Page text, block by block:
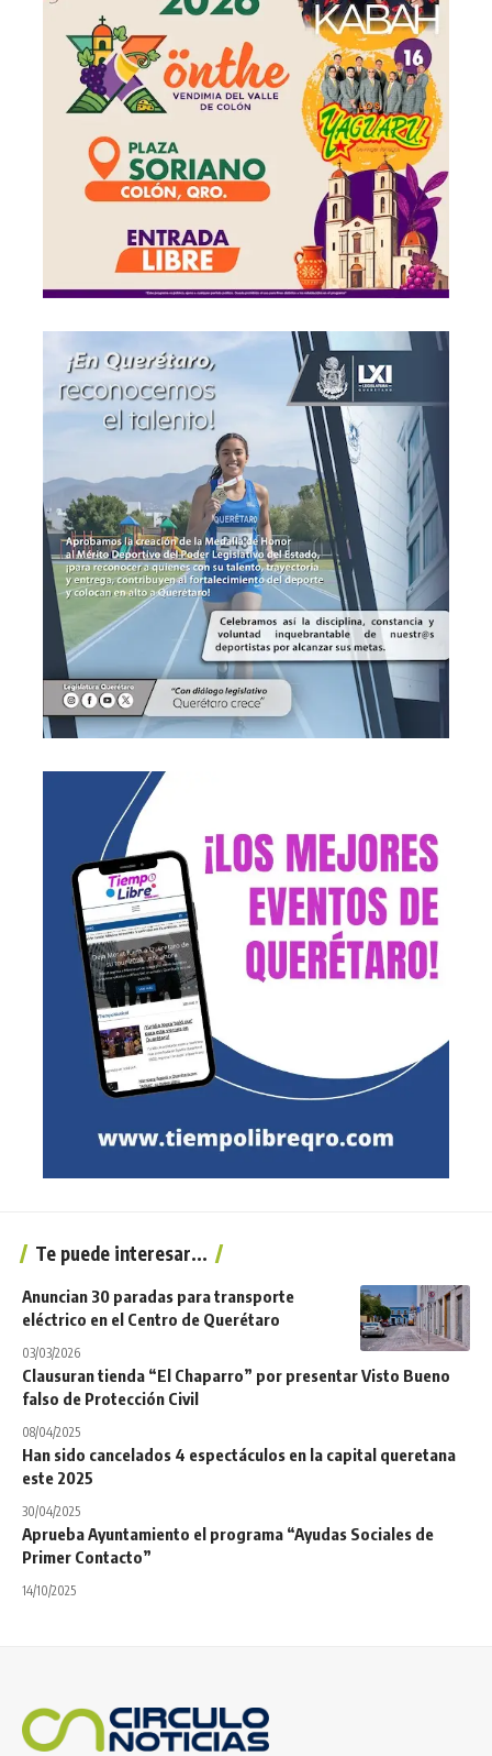
Te puede interesar...
Anuncian 30 paradas para transporte
eléctrico en el Centro de Querétaro
03/03/2026
Clausuran tienda “El Chaparro” por presentar Visto Bueno
falso de Protección Civil
08/04/2025
Han sido cancelados 4 espectáculos en la capital queretana
este 2025
30/04/2025
Aprueba Ayuntamiento el programa “Ayudas Sociales de
Primer Contacto”
14/10/2025